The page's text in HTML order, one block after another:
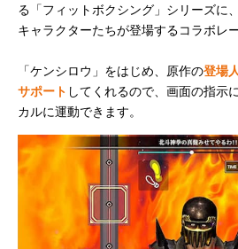
る「フィットボクシング」シリーズに
キャラクターたちが登場するコラボレ
「ケンシロウ」をはじめ、原作の登場
サポート してくれるので、画面の指示
カルに運動できます。